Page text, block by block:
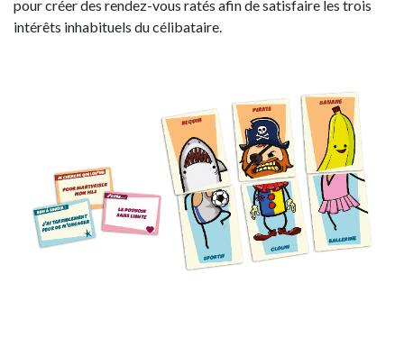
pour créer des rendez-vous ratés afin de satisfaire les trois
intérêts inhabituels du célibataire.